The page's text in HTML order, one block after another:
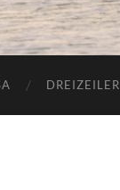
DREIZEILER